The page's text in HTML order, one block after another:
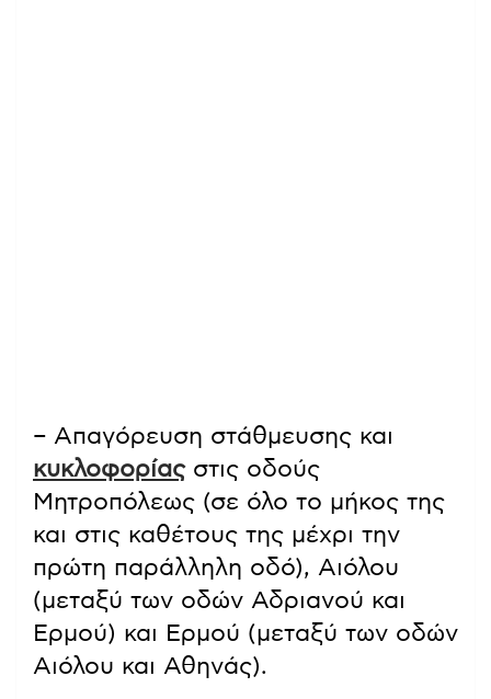
– Απαγόρευση στάθμευσης και
κυκλοφορίαςστις οδούς
Μητροπόλεως (σε όλο το μήκος της
και στις καθέτους της μέχρι την
πρώτη παράλληλη οδό), Αιόλου
(μεταξύ των οδών Αδριανού και
Ερμού) και Ερμού (μεταξύ των οδών
Αιόλου και Αθηνάς).